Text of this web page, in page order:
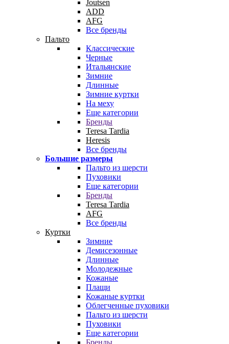
Joutsen
ADD
AFG
Все бренды
Пальто
Классические
Черные
Итальянские
Зимние
Длинные
Зимние куртки
На меху
Еще категории
Бренды
Teresa Tardia
Heresis
Все бренды
Большие размеры
Пальто из шерсти
Пуховики
Еще категории
Бренды
Teresa Tardia
AFG
Все бренды
Куртки
Зимние
Демисезонные
Длинные
Молодежные
Кожаные
Плащи
Кожаные куртки
Облегченные пуховики
Пальто из шерсти
Пуховики
Еще категории
Бренды